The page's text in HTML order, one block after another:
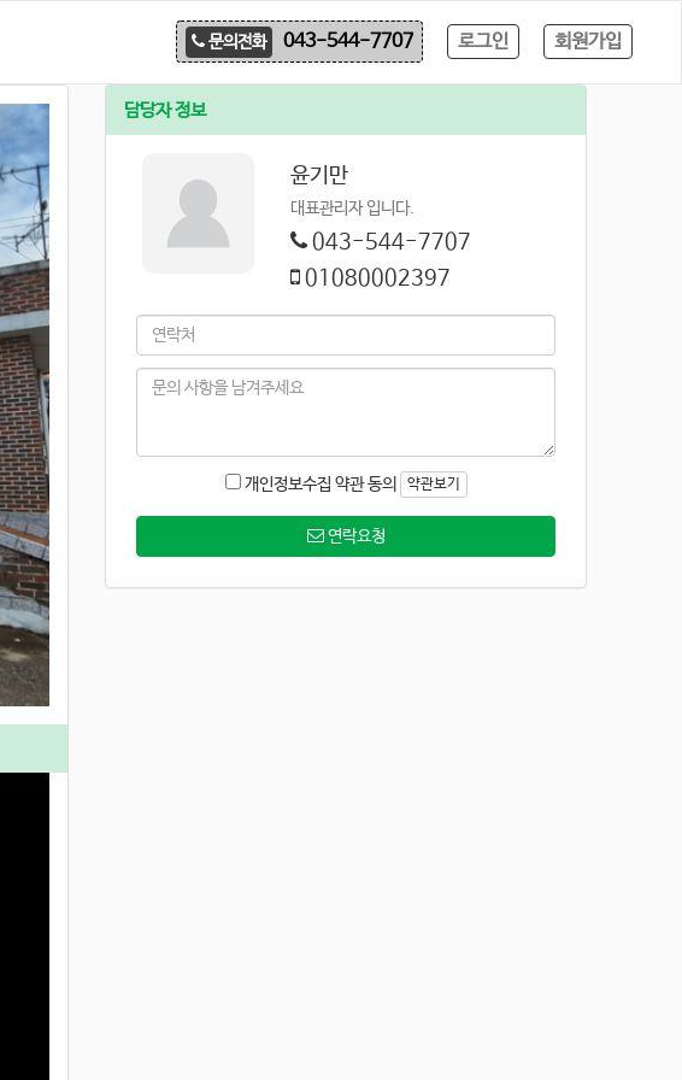
로그인 회원가입
문의전화 043-544-7707
담당자 정보
윤기만
대표관리자 입니다.
043-544-7707
01080002397
개인정보수집 약관 동의 약관보기
연락요청